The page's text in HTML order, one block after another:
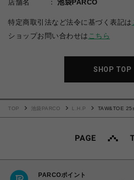
店舗名
池袋PARCO
特定商取引法など法令に基づく表記は
ショップお問い合わせは こちら
SHOP TOP
TOP 池袋PARCO L.H.P
TAW&TOE
PARCOポイント